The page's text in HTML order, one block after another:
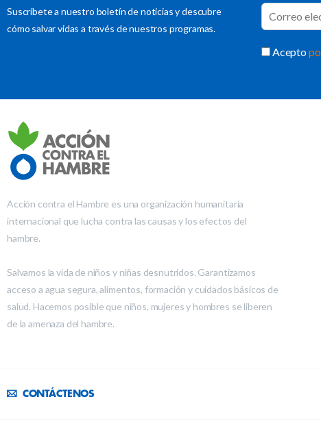
Suscríbete a nuestro boletín de noticias y descubre
cómo salvar vidas a través de nuestros programas.
Acepto
Acción contra el Hambre es una organización humanitaria
internacional que lucha contra las causas y los efectos del
hambre.
Salvamos la vida de niños y niñas desnutridos. Garantizamos
acceso a agua segura, alimentos, formación y cuidados básicos de
salud. Hacemos posible que niños, mujeres y hombres se liberen
de la amenaza del hambre.
CONTÁCTENOS